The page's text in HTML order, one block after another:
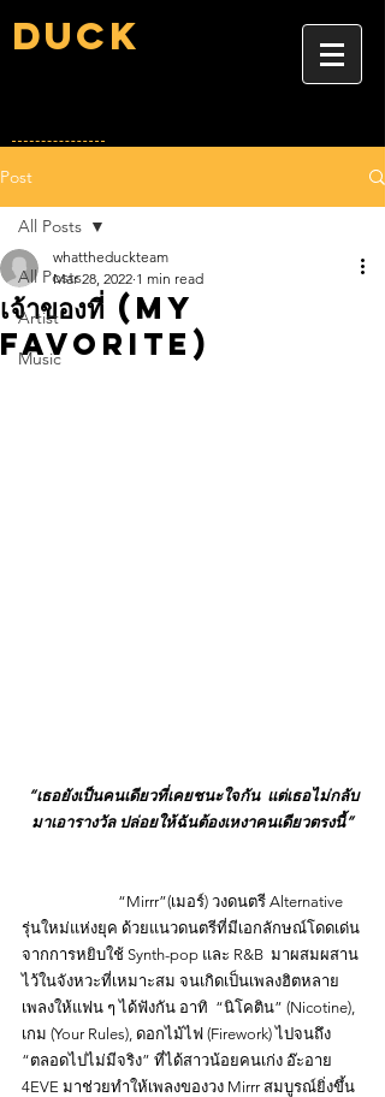
Duck
Post
All Posts
Artist
Music
All Posts
เจ้าของที่ (My
Favorite)
whattheduckteam
Mar 28, 2022 1 min read
“เธอยังเป็นคนเดียวที่เคยชนะใจกัน  แต่เธอไม่กลับ
มาเอารางวัล ปล่อยให้ฉันต้องเหงาคนเดียวตรงนี้”
รุ่นใหม่แห่งยุค ด้วยแนวดนตรีที่มีเอกลักษณ์โดดเด่น
จากการหยิบใช้ Synth-pop และ R&B  มาผสมผสาน
ไว้ในจังหวะที่เหมาะสม จนเกิดเป็นเพลงฮิตหลาย
เพลงให้แฟน ๆ ได้ฟังกัน อาทิ  “นิโคติน” (Nicotine),
เกม (Your Rules), ดอกไม้ไฟ (Firework) ไปจนถึง
“ตลอดไปไม่มีจริง” ที่ได้สาวน้อยคนเก่ง อ๊ะอาย
4EVE มาช่วยทำให้เพลงของวง Mirrr สมบูรณ์ยิ่งขึ้น